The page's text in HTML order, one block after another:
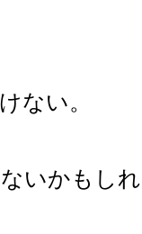
ない。
いかもし